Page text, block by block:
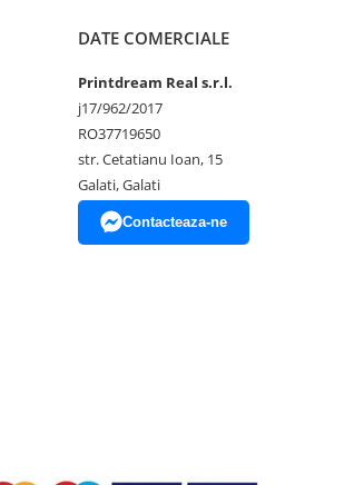
DATE COMERCIALE
Printdream Real s.r.l.
j17/962/2017
RO37719650
str. Cetatianu Ioan, 15
Galati, Galati
Contacteaza-ne